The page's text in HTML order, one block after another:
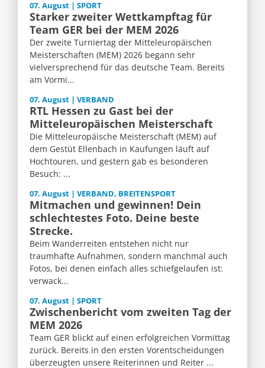
07. August | SPORT
Starker zweiter Wettkampftag für
Team GER bei der MEM 2026
Der zweite Turniertag der Mitteleuropäischen
Meisterschaften (MEM) 2026 begann sehr
vielversprechend für das deutsche Team. Bereits
am Vormi...
07. August | VERBAND
RTL Hessen zu Gast bei der
Mitteleuropäischen Meisterschaft
Die Mitteleuropäische Meisterschaft (MEM) auf
dem Gestüt Ellenbach in Kaufungen läuft auf
Hochtouren, und gestern gab es besonderen
Besuch: ...
07. August | VERBAND, BREITENSPORT
Mitmachen und gewinnen! Dein
schlechtestes Foto. Deine beste
Strecke.
Beim Wanderreiten entstehen nicht nur
traumhafte Aufnahmen, sondern manchmal auch
Fotos, bei denen einfach alles schiefgelaufen ist:
verwack...
07. August | SPORT
Zwischenbericht vom zweiten Tag der
MEM 2026
Team GER blickt auf einen erfolgreichen Vormittag
zurück. Bereits in den ersten Vorentscheidungen
überzeugten unsere Reiterinnen und Reiter ...